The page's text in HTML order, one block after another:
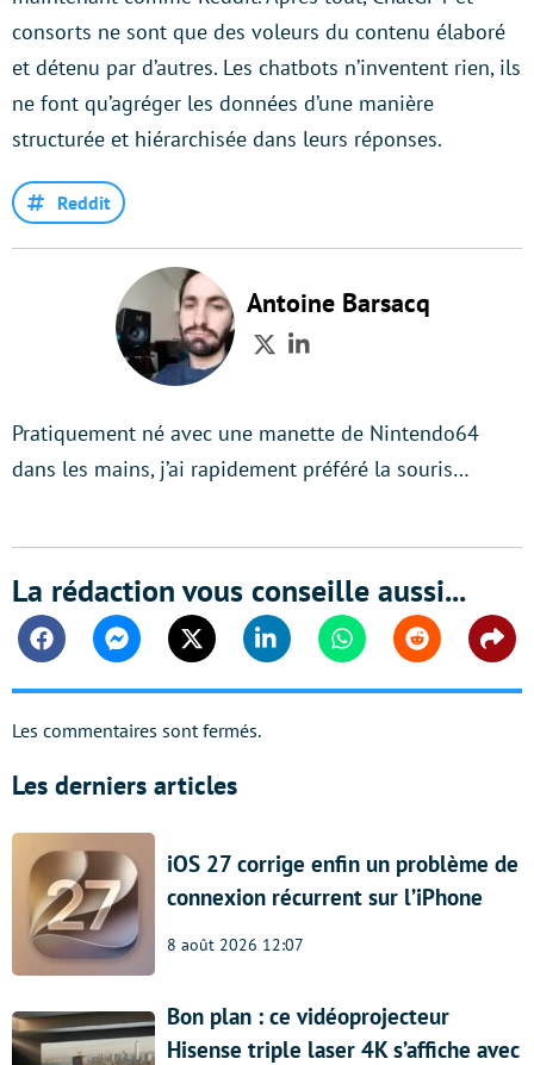
consorts ne sont que des voleurs du contenu élaboré
et détenu par d’autres. Les chatbots n’inventent rien, ils
ne font qu’agréger les données d’une manière
structurée et hiérarchisée dans leurs réponses.
Reddit
Antoine Barsacq
TwitterLinkedIn
Pratiquement né avec une manette de Nintendo64
dans les mains, j’ai rapidement préféré la souris…
La rédaction vous conseille aussi...
FacebookMessengerTwitter Linkedin WhatsappReddit
Les commentaires sont fermés.
Les derniers articles
iOS 27 corrige enfin un problème de
connexion récurrent sur l’iPhone
8 août 2026 12:07
Bon plan : ce vidéoprojecteur
Hisense triple laser 4K s’affiche avec